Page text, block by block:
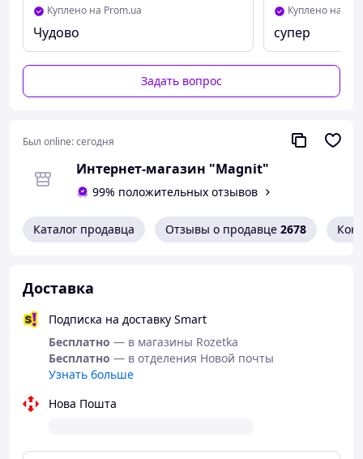
Куплено на Prom.ua
Чудово
Куплено на
супер
Задать вопрос
Был online:сегодня
Интернет-магазин "Magnit"
99% положительных отзывов
Каталог продавца Отзывы о продавце 2678
Доставка
Подписка на доставку Smart
Бесплатно — в магазины Rozetka
Бесплатно — в отделения Новой почты
Узнать больше
Нова Пошта